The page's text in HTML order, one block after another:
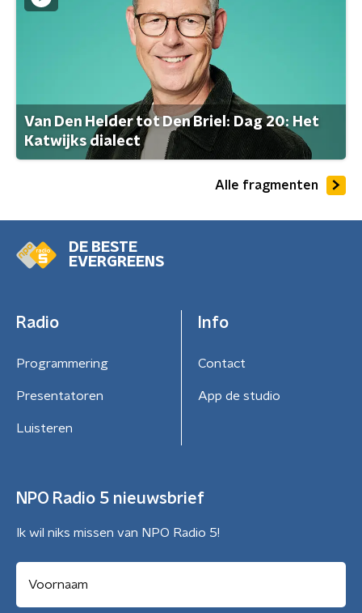
Van Den Helder tot Den Briel: Dag 20: Het
Katwijks dialect
Alle fragmenten
DE BESTE
EVERGREENS
Radio
Programmering
Presentatoren
Luisteren
Info
Contact
App de studio
NPO Radio 5 nieuwsbrief
Ik wil niks missen van NPO Radio 5!